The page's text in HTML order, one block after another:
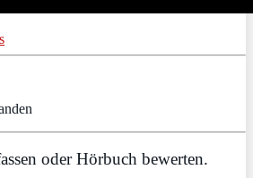
oder Hörbuch bewerten.